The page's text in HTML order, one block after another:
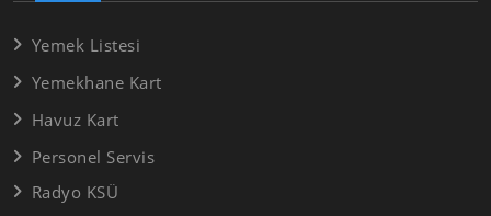
Yemek Listesi
Yemekhane Kart
Havuz Kart
Personel Servis
Radyo KSÜ